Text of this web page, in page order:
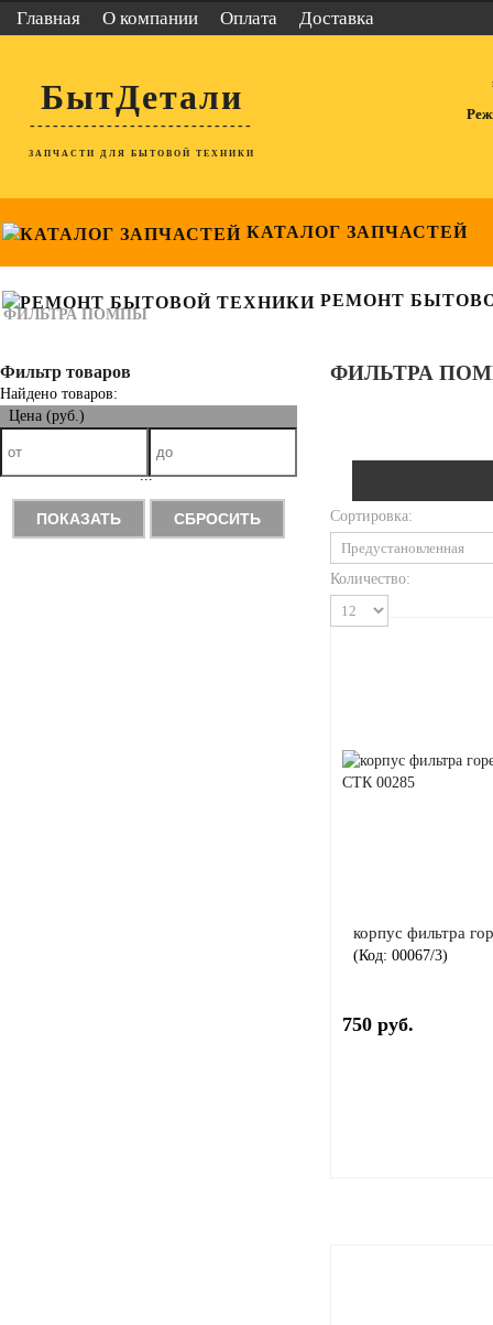
Главная О компании Оплата Доставка
БытДетали
-----------------------------
ЗАПЧАСТИ ДЛЯ БЫТОВОЙ ТЕХНИКИ
КАТАЛОГ ЗАПЧАСТЕЙ
РЕМОНТ
ФИЛЬТРА ПОМПЫ
Фильтр товаров
Найдено товаров:
Цена (руб.)
...
ПОКАЗАТЬ СБРОСИТЬ
ФИЛЬТРА
Сортировка:
Количество:
корпус фильтра
(Код: 00067/3)
750 руб.